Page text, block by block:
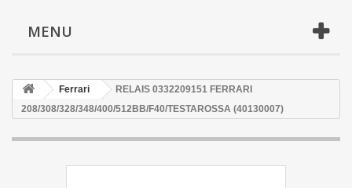
MENU
Ferrari
RELAIS 0332209151 FERRARI
208/308/328/348/400/512BB/F40/TESTAROSSA (40130007)